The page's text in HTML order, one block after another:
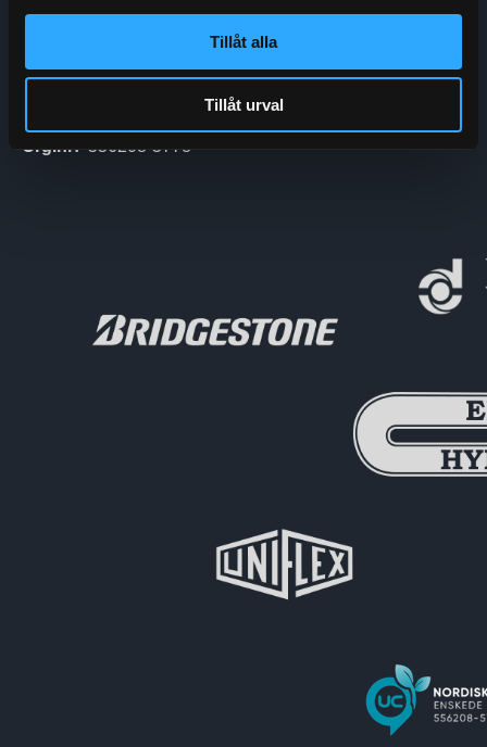
Tillåt alla
Tillåt urval
Enskede Hydraul AB
Order@enskedehydraul.se
Telefon: 0292-10630
Org.nr: 556208-5778